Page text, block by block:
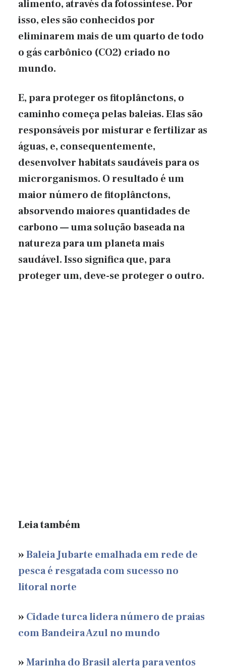
alimento, através da fotossíntese. Por
isso, eles são conhecidos por
eliminarem mais de um quarto de todo
o gás carbônico (CO2) criado no
mundo.
E, para proteger os fitoplânctons, o
caminho começa pelas baleias. Elas são
responsáveis por misturar e fertilizar as
águas, e, consequentemente,
desenvolver habitats saudáveis ​​para os
microrganismos. O resultado é um
maior número de fitoplânctons,
absorvendo maiores quantidades de
carbono — uma solução baseada na
natureza para um planeta mais
saudável. Isso significa que, para
proteger um, deve-se proteger o outro.
Leia também
»Baleia Jubarte emalhada em rede de
pesca é resgatada com sucesso no
litoral norte
» Cidade turca lidera número de praias
com Bandeira Azul no mundo
»Marinha do Brasil alerta para ventos